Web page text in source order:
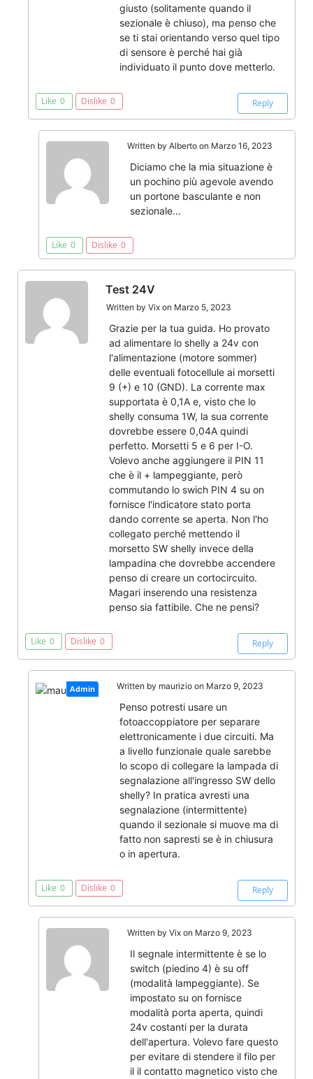
giusto (solitamente quando il
sezionale è chiuso), ma penso che
se ti stai orientando verso quel tipo
di sensore è perché hai già
individuato il punto dove metterlo.
Like 0 Dislike 0 Reply
Written by Alberto on Marzo 16, 2023
Diciamo che la mia situazione è
un pochino più agevole avendo
un portone basculante e non
sezionale...
Like 0 Dislike 0
Test 24V
Written by Vix on Marzo 5, 2023
Grazie per la tua guida. Ho provato
ad alimentare lo shelly a 24v con
l'alimentazione (motore sommer)
delle eventuali fotocellule ai morsetti
9 (+) e 10 (GND). La corrente max
supportata è 0,1A e, visto che lo
shelly consuma 1W, la sua corrente
dovrebbe essere 0,04A quindi
perfetto. Morsetti 5 e 6 per I-O.
Volevo anche aggiungere il PIN 11
che è il + lampeggiante, però
commutando lo swich PIN 4 su on
fornisce l'indicatore stato porta
dando corrente se aperta. Non l'ho
collegato perché mettendo il
morsetto SW shelly invece della
lampadina che dovrebbe accendere
penso di creare un cortocircuito.
Magari inserendo una resistenza
penso sia fattibile. Che ne pensi?
Like 0 Dislike 0 Reply
Admin Written by maurizio on Marzo 9, 2023
Penso potresti usare un
fotoaccoppiatore per separare
elettronicamente i due circuiti. Ma
a livello funzionale quale sarebbe
lo scopo di collegare la lampada di
segnalazione all'ingresso SW dello
shelly? In pratica avresti una
segnalazione (intermittente)
quando il sezionale si muove ma di
fatto non sapresti se è in chiusura
o in apertura.
Like 0 Dislike 0 Reply
Written by Vix on Marzo 9, 2023
Il segnale intermittente è se lo
switch (piedino 4) è su off
(modalità lampeggiante). Se
impostato su on fornisce
modalità porta aperta, quindi
24v costanti per la durata
dell'apertura. Volevo fare questo
per evitare di stendere il filo per
il il contatto magnetico visto che